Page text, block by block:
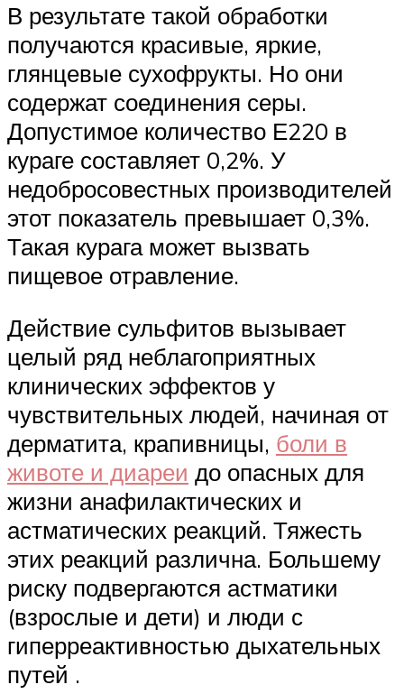
В результате такой обработки
получаются красивые, яркие,
глянцевые сухофрукты. Но они
содержат соединения серы.
Допустимое количество Е220 в
кураге составляет 0,2%. У
недобросовестных производителей
этот показатель превышает 0,3%.
Такая курага может вызвать
пищевое отравление.
Действие сульфитов вызывает
целый ряд неблагоприятных
клинических эффектов у
чувствительных людей, начиная от
дерматита, крапивницы, боли в
животе и диареи до опасных для
жизни анафилактических и
астматических реакций. Тяжесть
этих реакций различна. Большему
риску подвергаются астматики
(взрослые и дети) и люди с
гиперреактивностью дыхательных
путей .